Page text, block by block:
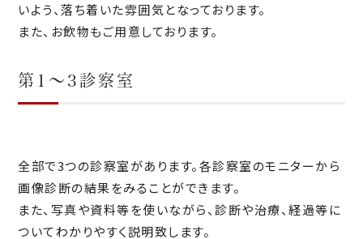
いよう、落ち着いた雰囲気となっております。
また、お飲物もご用意しております。
第1～3診察室
全部で3つの診察室があります。各診察室のモニターから
画像診断の結果をみることができます。
また、写真や資料等を使いながら、診断や治療、経過等に
ついてわかりやすく説明致します。